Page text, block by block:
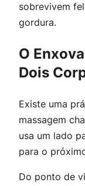
sobrevivem
gordura.
O
Dois
Existe uma
massagem
usa um lado
para o
Do ponto de